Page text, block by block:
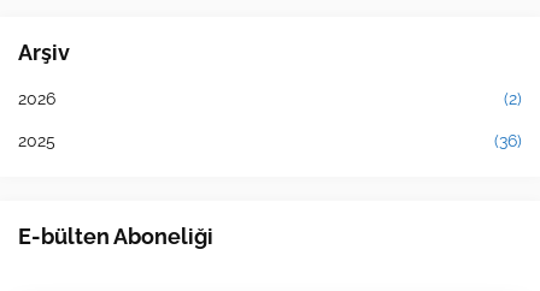
Arşiv
2026 (2)
2025 (36)
E-bülten Aboneliği